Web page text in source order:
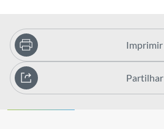
Imprimir
Partilhar